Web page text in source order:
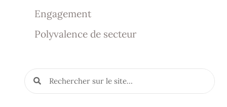
Engagement
Polyvalence de secteur